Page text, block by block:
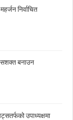
निर्वाचित
सशक्त बनाउन
उपाध्यक्षमा